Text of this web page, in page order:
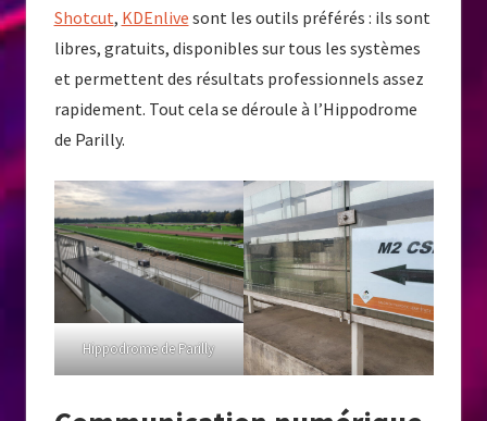
Shotcut, KDEnlive sont les outils préférés : ils sont
libres, gratuits, disponibles sur tous les systèmes
et permettent des résultats professionnels assez
rapidement. Tout cela se déroule à l’Hippodrome
de Parilly.
Hippodrome de Parilly